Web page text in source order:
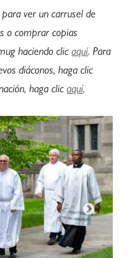
ver un carrusel de
o comprar copias
haciendo clicaquí. Para
diáconos, haga clic
haga clicaquí.